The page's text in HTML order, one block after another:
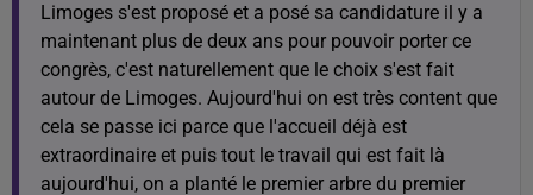
Limoges s'est proposé et a posé sa candidature il y a
maintenant plus de deux ans pour pouvoir porter ce
congrès, c'est naturellement que le choix s'est fait
autour de Limoges. Aujourd'hui on est très content que
cela se passe ici parce que l'accueil déjà est
extraordinaire et puis tout le travail qui est fait là
aujourd'hui, on a planté le premier arbre du premier